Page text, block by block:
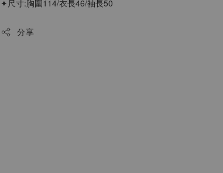
✦尺寸:胸圍114/衣長46/袖長50
分享